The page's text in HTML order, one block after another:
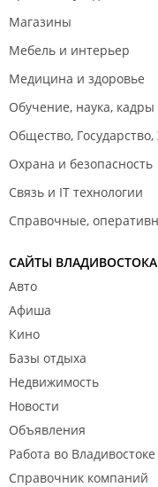
Спасибо и
Магазины
Мебель и интерьер
Медицина и здоровье
Обучение, наука, кадры
Общество,
Охрана и безопасность
Связь и IT технологии
Справочные,
САЙТЫ ВЛАДИВОСТОКА
Авто
Афиша
Кино
Базы отдыха
Недвижимость
Новости
Объявления
Работа во Владивостоке
Справочник компаний